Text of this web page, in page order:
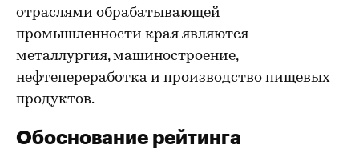
отраслями обрабатывающей
промышленности края являются
металлургия, машиностроение,
нефтепереработка и производство пищевых
продуктов.
Обоснование рейтинга